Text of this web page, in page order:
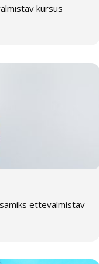
mitte
õppijaid
+372 5560
kursus
ettevalmistav